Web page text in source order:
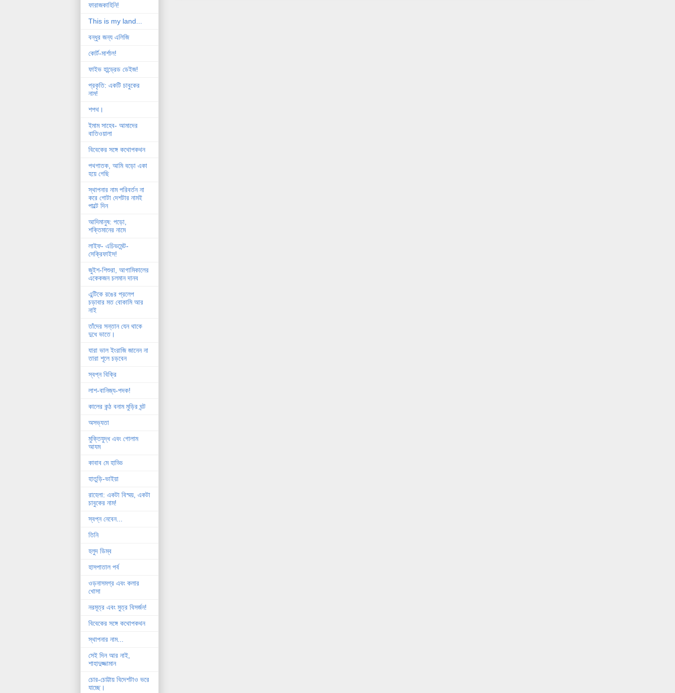
ফারাজকাহিনি!
This is my land...
বন্ধুর জন্য এলিজি
কোর্ট-মার্শাল!
ফাইভ হান্ড্রেড ডেইজ!
প্রকৃতি: একটি চাবুকের
নাম!
শপথ।
ইমাম সাহেব- আমাদের
বাতিওয়ালা
বিবেকের সঙ্গে কথোপকথন
পথগাতক, আমি বড়ো একা
হয়ে গেছি
স্থাপনার নাম পরিবর্তন না
করে গোটা দেশটার নামই
পাল্টে দিন
আদিমানুষ: পড়ো,
শক্তিমানের নামে
লাইফ- এচিভমেন্ট-
সেক্রিফাইস!
জুইশ-শিশুরা, আগামিকালের
একেকজন চলমান দানব
এন্টিকে রঙের প্রলেপ
চড়াবার মত বোকামি আর
নাই
তাঁদের সন্তান যেন থাকে
দুধে ভাতে।
যারা ভাল ইংরাজি জানেন না
তারা শূলে চড়বেন
স্বপ্ন বিক্রি
লাশ-বানিজ্য-পদক!
কালের কন্ঠ বনাম মুড়ির ঘন্ট
অসভ্যতা
মুক্তিযুদ্ধ এবং গোলাম
আযম
কাবাব মে হাড্ডি
হাতুড়ি-ভাইয়া
রাহেলা: একটা বিস্ময়, একটা
চাবুকের নাম!
স্বপ্ন নেবেন...
তিনি
হলুদ ডিম্ব
হাসপাতাল পর্ব
ওড়নাসমগ্র এবং কলার
খোসা
নরমূত্র এবং মুত্র বিসর্জন!
বিবেকের সঙ্গে কথোপকথন
স্থাপনার নাম...
সেই দিন আর নাই,
শাহাদুজ্জামান
চোর-চোট্টায় বিদেশটাও ভরে
যাচ্ছে।